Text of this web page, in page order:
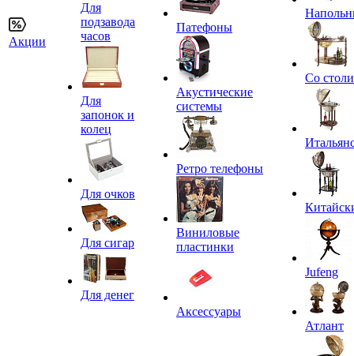
Акции
Для
подзавода
часов
Для
запонок и
колец
Для очков
Для сигар
Для денег
Патефоны
Акустические
системы
Ретро телефоны
Виниловые
пластинки
Аксессуары
Со
Jufeng
Атлант